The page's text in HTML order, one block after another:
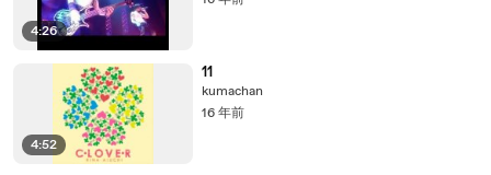
4:26
4:52
11
kumachan
16 年前